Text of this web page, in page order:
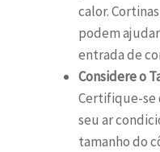
calor.
podem
entrada de
Considere o
Certifique-se
seu ar
tamanho do